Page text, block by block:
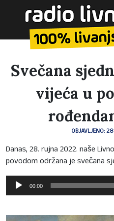
Svečana
vijeća u
OBJAVLJENO:
Danas, 28. rujna 2022. naše
povodom održana je svečana
Reproduktor
audiozapisa
00:00